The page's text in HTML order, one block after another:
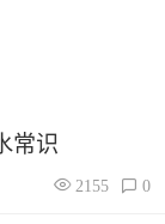
常识
2155 0